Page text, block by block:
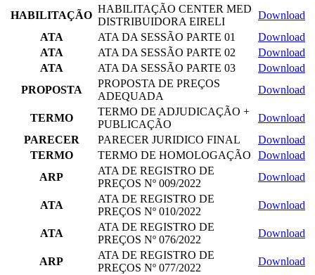
HABILITAÇÃO
HABILITAÇÃO CENTER MED
DISTRIBUIDORA EIRELI
Download
ATA
ATA DA SESSÃO PARTE 01
Download
ATA
ATA DA SESSÃO PARTE 02
Download
ATA
ATA DA SESSÃO PARTE 03
Download
PROPOSTA
PROPOSTA DE PREÇOS
ADEQUADA
Download
TERMO
TERMO DE ADJUDICAÇÃO +
PUBLICAÇÃO
Download
PARECER
PARECER JURIDICO FINAL
Download
TERMO
TERMO DE HOMOLOGAÇÃO
Download
ARP
ATA DE REGISTRO DE
PREÇOS Nº 009/2022
Download
ATA
ATA DE REGISTRO DE
PREÇOS Nº 010/2022
Download
ATA
ATA DE REGISTRO DE
PREÇOS Nº 076/2022
Download
ARP
ATA DE REGISTRO DE
PREÇOS Nº 077/2022
Download